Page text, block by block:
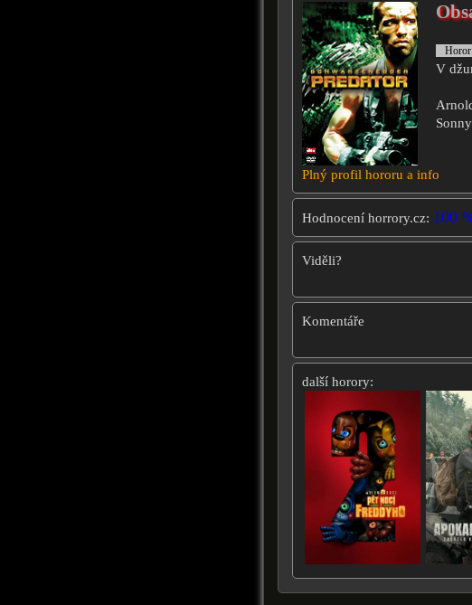
V
Plný profil hororu a info
Hodnocení horrory.cz: 100
Viděli?
Komentáře
další horory: